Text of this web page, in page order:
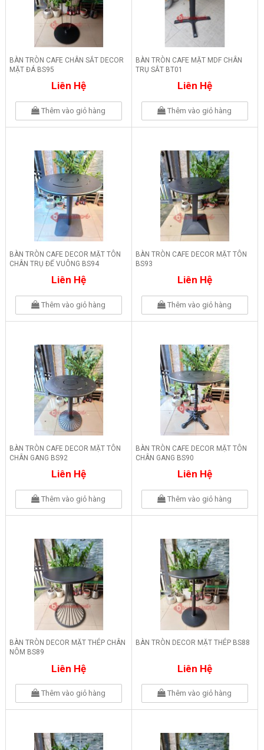
BÀN TRÒN CAFE CHÂN SẮT DECOR
MẶT ĐÁ BS95
Liên Hệ
Thêm vào giỏ hàng
BÀN TRÒN CAFE MẶT MDF CHÂN
TRỤ SẮT BT01
Liên Hệ
Thêm vào giỏ hàng
BÀN TRÒN CAFE DECOR MẶT TÔN
CHÂN TRỤ ĐẾ VUÔNG BS94
Liên Hệ
Thêm vào giỏ hàng
BÀN TRÒN CAFE DECOR MẶT TÔN
BS93
Liên Hệ
Thêm vào giỏ hàng
BÀN TRÒN CAFE DECOR MẶT TÔN
CHÂN GANG BS92
Liên Hệ
Thêm vào giỏ hàng
BÀN TRÒN CAFE DECOR MẶT TÔN
CHÂN GANG BS90
Liên Hệ
Thêm vào giỏ hàng
BÀN TRÒN DECOR MẶT THÉP CHÂN
NÔM BS89
Liên Hệ
Thêm vào giỏ hàng
BÀN TRÒN DECOR MẶT THÉP BS88
Liên Hệ
Thêm vào giỏ hàng